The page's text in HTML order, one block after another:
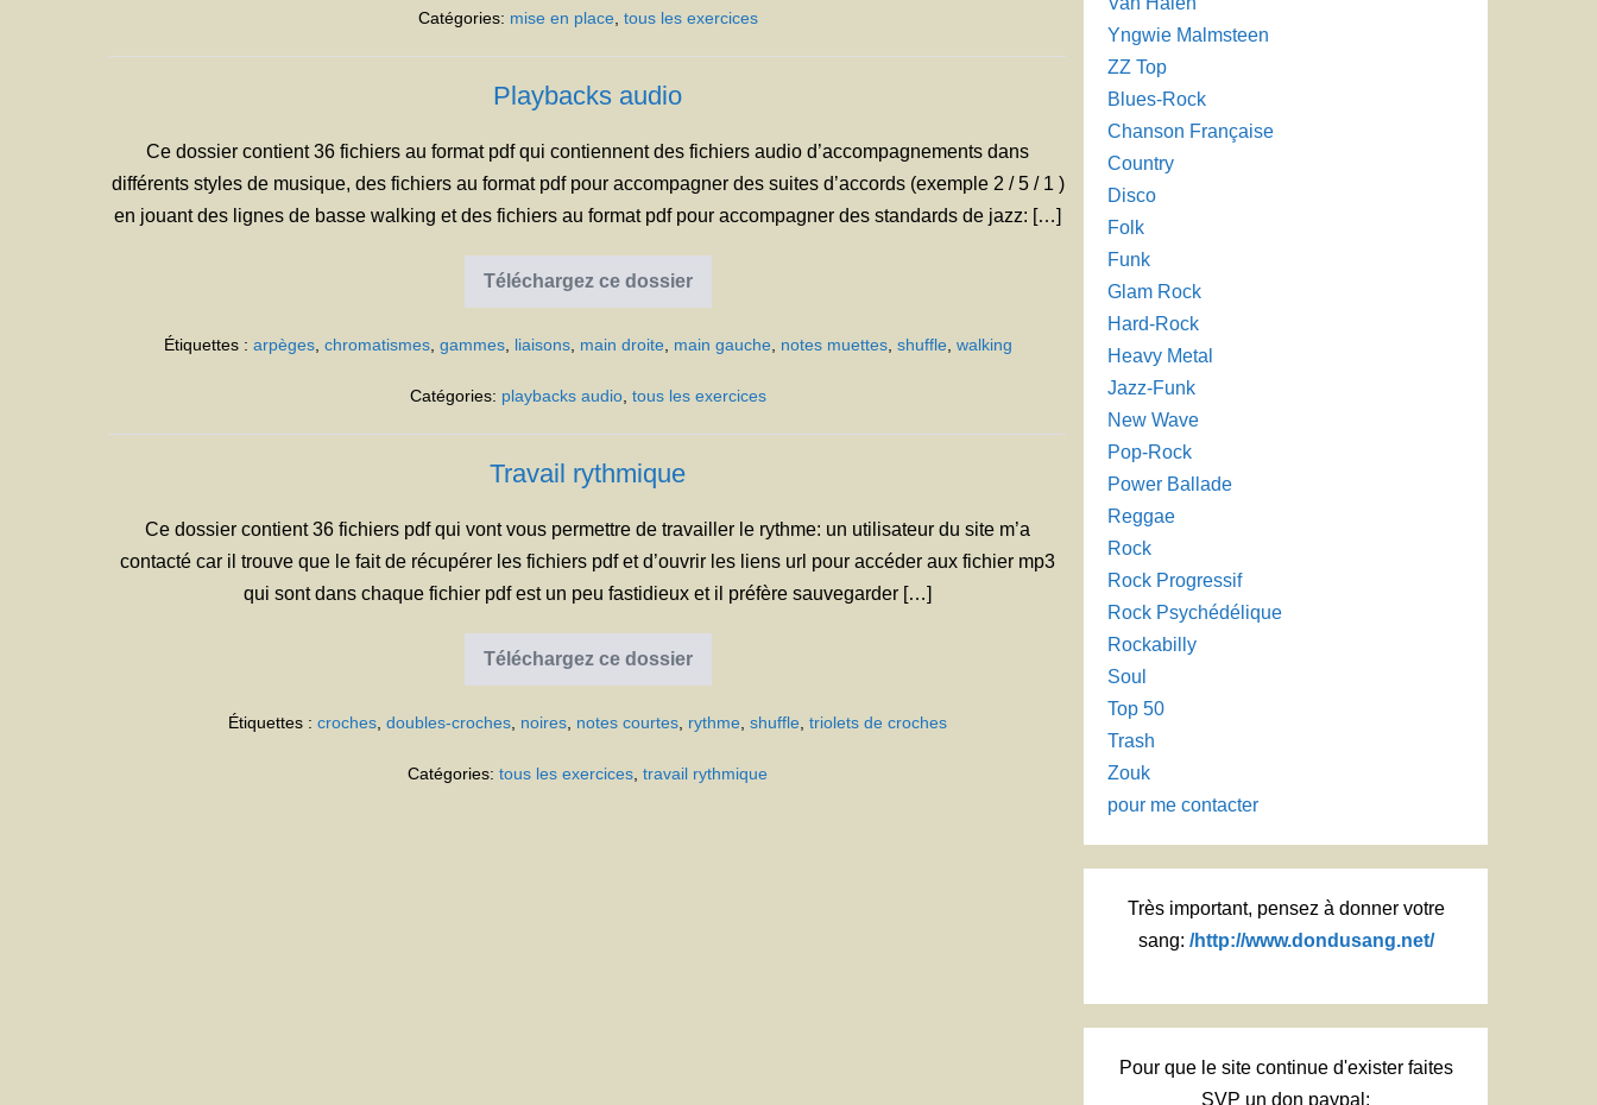
Catégories: mise en place, tous les exercices
Playbacks audio
Ce dossier contient 36 fichiers au format pdf qui contiennent des fichiers audio d’accompagnements dans
différents styles de musique, des fichiers au format pdf pour accompagner des suites d’accords (exemple 2 / 5 / 1 )
en jouant des lignes de basse walking et des fichiers au format pdf pour accompagner des standards de jazz: […]
Téléchargez ce dossier
Playbacks
audio
Étiquettes : arpèges, chromatismes, gammes, liaisons, main droite, main gauche, notes muettes, shuffle, walking
Catégories: playbacks audio, tous les exercices
Travail rythmique
Ce dossier contient 36 fichiers pdf qui vont vous permettre de travailler le rythme: un utilisateur du site m’a
contacté car il trouve que le fait de récupérer les fichiers pdf et d’ouvrir les liens url pour accéder aux fichier mp3
qui sont dans chaque fichier pdf est un peu fastidieux et il préfère sauvegarder […]
Téléchargez ce dossier
Travail
rythmique
Étiquettes : croches ,doubles-croches noires notes courtes rythme ,shuffle ,triolets de croches
Catégories: tous les exercices ,travail rythmique
Yngwie Malmsteen
ZZ Top
Blues-Rock
Chanson Française
Country
Disco
Folk
Funk
Glam Rock
Hard-Rock
Heavy Metal
Jazz-Funk
New Wave
Pop-Rock
Power Ballade
Reggae
Rock
Rock Progressif
Rock Psychédélique
Rockabilly
Soul
Top 50
Trash
Zouk
pour me contacter
Très important, pensez à donner votre
sang: /http://www.dondusang.net/
Pour que le site continue d'exister faites
SVP un don paypal: